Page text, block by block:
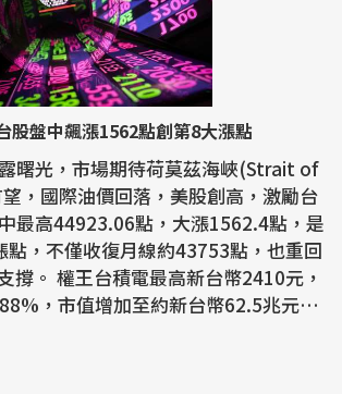
股盤中飆漲1562點創第8大漲點
曙光，市場期待荷莫茲海峽(Strait of
，國際油價回落，美股創高，激勵台
最高44923.06點，大漲1562.4點，是
點，不僅收復月線約43753點，也重回
台幣2410元，
，市值增加至約新台幣62.5兆元。